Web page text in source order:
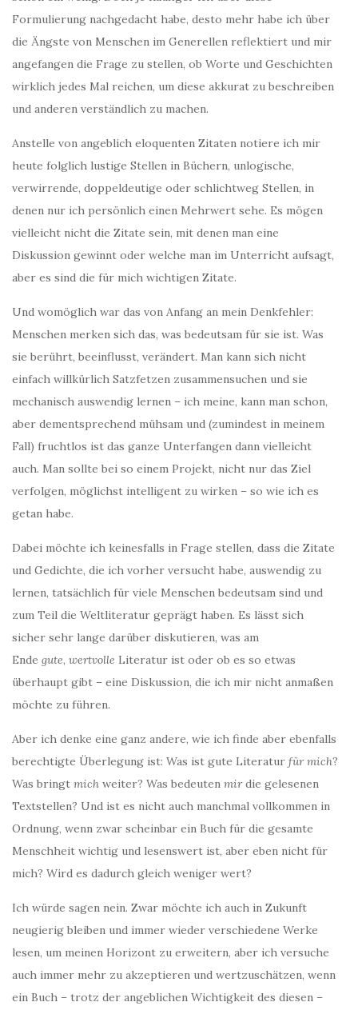
Formulierung nachgedacht habe, desto mehr habe ich über
die Ängste von Menschen im Generellen reflektiert und mir
angefangen die Frage zu stellen, ob Worte und Geschichten
wirklich jedes Mal reichen, um diese akkurat zu beschreiben
und anderen verständlich zu machen.
Anstelle von angeblich eloquenten Zitaten notiere ich mir
heute folglich lustige Stellen in Büchern, unlogische,
verwirrende, doppeldeutige oder schlichtweg Stellen, in
denen nur ich persönlich einen Mehrwert sehe. Es mögen
vielleicht nicht die Zitate sein, mit denen man eine
Diskussion gewinnt oder welche man im Unterricht aufsagt,
aber es sind die für mich wichtigen Zitate.
Und womöglich war das von Anfang an mein Denkfehler:
Menschen merken sich das, was bedeutsam für sie ist. Was
sie berührt, beeinflusst, verändert. Man kann sich nicht
einfach willkürlich Satzfetzen zusammensuchen und sie
mechanisch auswendig lernen – ich meine, kann man schon,
aber dementsprechend mühsam und (zumindest in meinem
Fall) fruchtlos ist das ganze Unterfangen dann vielleicht
auch. Man sollte bei so einem Projekt, nicht nur das Ziel
verfolgen, möglichst intelligent zu wirken – so wie ich es
getan habe.
Dabei möchte ich keinesfalls in Frage stellen, dass die Zitate
und Gedichte, die ich vorher versucht habe, auswendig zu
lernen, tatsächlich für viele Menschen bedeutsam sind und
zum Teil die Weltliteratur geprägt haben. Es lässt sich
sicher sehr lange darüber diskutieren, was am
Ende gute, wertvolle Literatur ist oder ob es so etwas
überhaupt gibt – eine Diskussion, die ich mir nicht anmaßen
möchte zu führen.
Aber ich denke eine ganz andere, wie ich finde aber ebenfalls
berechtigte Überlegung ist: Was ist gute Literatur für mich?
Was bringt mich weiter? Was bedeuten mirdie gelesenen
Textstellen? Und ist es nicht auch manchmal vollkommen in
Ordnung, wenn zwar scheinbar ein Buch für die gesamte
Menschheit wichtig und lesenswert ist, aber eben nicht für
mich? Wird es dadurch gleich weniger wert?
Ich würde sagen nein. Zwar möchte ich auch in Zukunft
neugierig bleiben und immer wieder verschiedene Werke
lesen, um meinen Horizont zu erweitern, aber ich versuche
auch immer mehr zu akzeptieren und wertzuschätzen, wenn
ein Buch – trotz der angeblichen Wichtigkeit des diesen –